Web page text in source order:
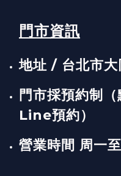
門市資訊
地址 / 台北市
門市採預約制
Line預約）
營業時間 周一